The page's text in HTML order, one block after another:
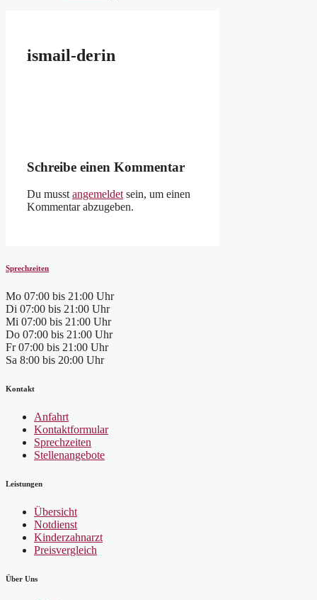
ismail-derin
Schreibe einen Kommentar
Du musst angemeldet sein, um einen
Kommentar abzugeben.
Sprechzeiten
Mo 07:00 bis 21:00 Uhr
Di 07:00 bis 21:00 Uhr
Mi 07:00 bis 21:00 Uhr
Do 07:00 bis 21:00 Uhr
Fr 07:00 bis 21:00 Uhr
Sa 8:00 bis 20:00 Uhr
Kontakt
Anfahrt
Kontaktformular
Sprechzeiten
Stellenangebote
Leistungen
Übersicht
Notdienst
Kinderzahnarzt
Preisvergleich
Über Uns